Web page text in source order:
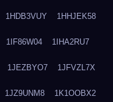
1HDB3VUY 1HHJEK58
1IF86W04 1IHA2RU7
1JEZBYO7 1JFVZL7X
1JZ9UNM8 1K1OOBX2